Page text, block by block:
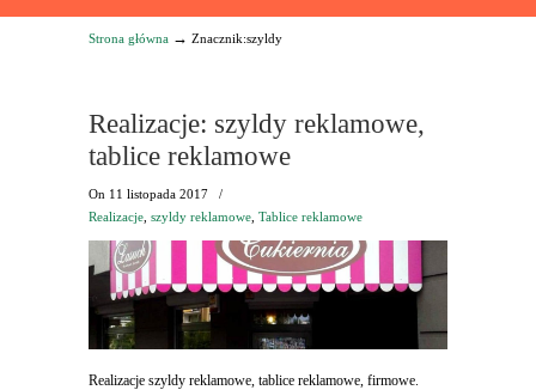
Strona główna → Znacznik:szyldy
Realizacje: szyldy reklamowe,
tablice reklamowe
On 11 listopada 2017
/
Realizacje szyldy reklamowe Tablice reklamowe
Realizacje szyldy reklamowe, tablice reklamowe, firmowe.